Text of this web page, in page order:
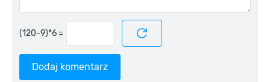
=
Dodaj komentarz